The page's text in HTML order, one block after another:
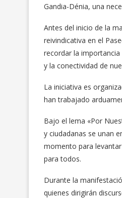
Gandia-Dénia, una
Antes del inicio de la
reivindicativa en el
recordar la importancia
y la conectividad de
La iniciativa es
han trabajado
Bajo el lema «Por
y ciudadanas se unan
momento para
para todos.
Durante la
quienes dirigirán